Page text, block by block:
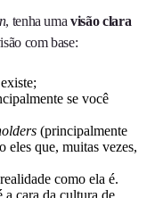
, tenha umavisão clara
com base:
se você
(principalmente
eles que, muitas vezes,
como ela é.